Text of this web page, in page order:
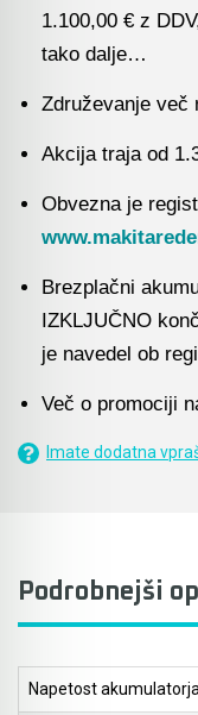
1.100,00 € z
tako dalje…
Združevanje več
Akcija traja od
Obvezna je
Brezplačni
IZKLJUČNO
je navedel ob
Več o promociji
Imate dodatna
Podrobnejši
Napetost akumulatorja
Akumulatorski
Akumulatorske
Akumulatorski
betona
Akumulatorske
KAINDL univerzalna
Pribor za prebijalnike
Stranski in krožni
Pribor za verižne
Elastike, gurtne in
Ležaji SKF